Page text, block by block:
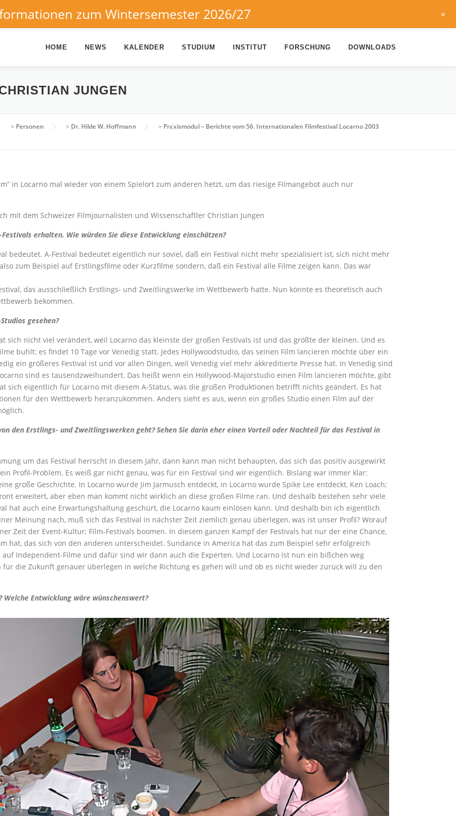
HOME NEWS KALENDER STUDIUM INSTITUT FORSCHUNG DOWNLOADS
JUNGEN
> Personen > Dr. Hilde W. Hoffmann > Praxismodul – Berichte vom 56. Internationalen Filmfestival Locarno 2003
in Locarno mal wieder von einem Spielort zum anderen hetzt, um das riesige Filmangebot auch nur
mit dem Schweizer Filmjournalisten und Wissenschaftler Christian Jungen
erhalten. Wie würden Sie diese Entwicklung einschätzen?
bedeutet. A-Festival bedeutet eigentlich nur soviel, daß ein Festival nicht mehr spezialisiert ist, sich nicht mehr
zum Beispiel auf Erstlingsfilme oder Kurzfilme sondern, daß ein Festival alle Filme zeigen kann. Das war
das ausschließlich Erstlings- und Zweitlingswerke im Wettbewerb hatte. Nun könnte es theoretisch auch
bekommen.
gesehen?
sich nicht viel verändert, weil Locarno das kleinste der großen Festivals ist und das größte der kleinen. Und es
buhlt: es findet 10 Tage vor Venedig statt. Jedes Hollywoodstudio, das seinen Film lancieren möchte über ein
ein größeres Festival ist und vor allen Dingen, weil Venedig viel mehr akkreditierte Presse hat. In Venedig sind
sind es tausendzweihundert. Das heißt wenn ein Hollywood-Majorstudio einen Film lancieren möchte, gibt
sich eigentlich für Locarno mit diesem A-Status, was die großen Produktionen betrifft nichts geändert. Es hat
für den Wettbewerb heranzukommen. Anders sieht es aus, wenn ein großes Studio einen Film auf der
den Erstlings- und Zweitlingswerken geht? Sehen Sie darin eher einen Vorteil oder Nachteil für das Festival in
um das Festival herrscht in diesem Jahr, dann kann man nicht behaupten, das sich das positiv ausgewirkt
Profil-Problem. Es weiß gar nicht genau, was für ein Festival sind wir eigentlich. Bislang war immer klar:
große Geschichte. In Locarno wurde Jim Jarmusch entdeckt, in Locarno wurde Spike Lee entdeckt, Ken Loach;
erweitert, aber eben man kommt nicht wirklich an diese großen Filme ran. Und deshalb bestehen sehr viele
hat auch eine Erwartungshaltung geschürt, die Locarno kaum einlösen kann. Und deshalb bin ich eigentlich
Meinung nach, muß sich das Festival in nächster Zeit ziemlich genau überlegen, was ist unser Profil? Worauf
Zeit der Event-Kultur; Film-Festivals boomen. In diesem ganzen Kampf der Festivals hat nur der eine Chance,
hat, das sich von den anderen unterscheidet. Sundance in America hat das zum Beispiel sehr erfolgreich
Independent-Filme und dafür sind wir dann auch die Experten. Und Locarno ist nun ein bißchen weg
die Zukunft genauer überlegen in welche Richtung es gehen will und ob es nicht wieder zurück will zu den
Welche Entwicklung wäre wünschenswert?
zum Wintersemester 2026/27 +